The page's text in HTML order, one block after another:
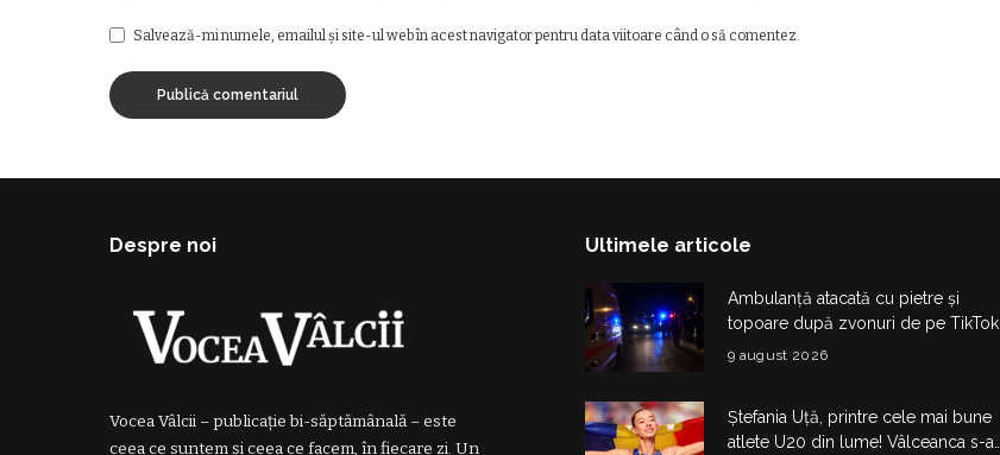
Salvează-mi numele, emailul și site-ul web în acest navigator pentru data viitoare când o să comentez.
Despre noi
Vocea Vâlcii – publicație bi-săptămânală – este
ceea ce suntem și ceea ce facem, în fiecare zi. Un
Ultimele articole
Ambulanță atacată cu pietre și
topoare după zvonuri de pe TikTok.
Trei tineri au fost reținuți
9 august 2026
Ștefania Uță, printre cele mai bune
atlete U20 din lume! Vâlceanca s-a